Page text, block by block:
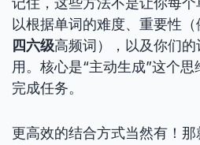
以根据单词的难度、重要性（
四六级高频词），以及你们
用。核心是“主动生成”这个
完成任务。
更高效的结合方式当然有！